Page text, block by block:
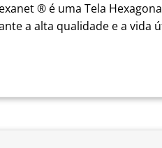
® é uma Tela
a alta qualidade e a vida